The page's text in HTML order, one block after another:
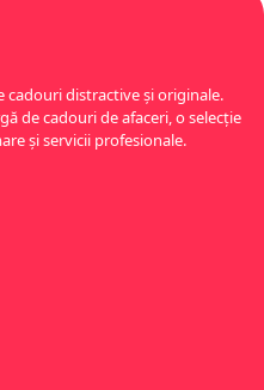
cadouri distractive și originale.
de cadouri de afaceri, o selecție
și servicii profesionale.